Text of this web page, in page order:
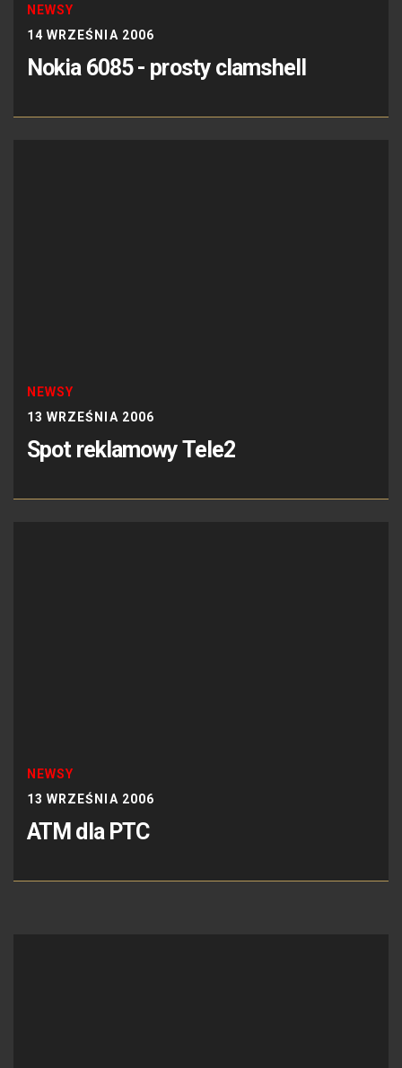
NEWSY
14 WRZEŚNIA 2006
Nokia 6085 - prosty clamshell
NEWSY
13 WRZEŚNIA 2006
Spot reklamowy Tele2
NEWSY
13 WRZEŚNIA 2006
ATM dla PTC